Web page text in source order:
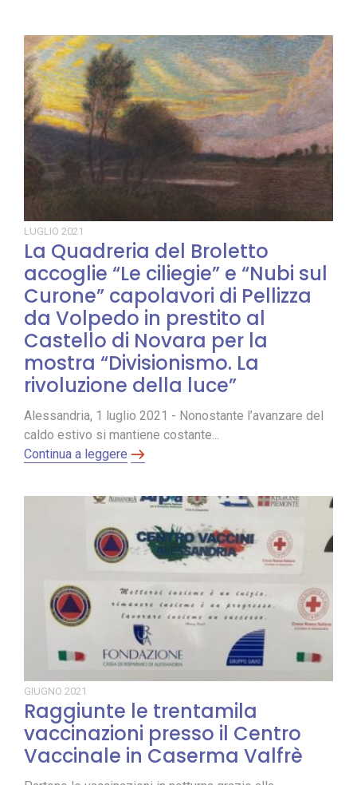
LUGLIO 2021
La Quadreria del Broletto
accoglie “Le ciliegie” e “Nubi sul
Curone” capolavori di Pellizza
da Volpedo in prestito al
Castello di Novara per la
mostra “Divisionismo. La
rivoluzione della luce”
Alessandria, 1 luglio 2021 - Nonostante l’avanzare del
caldo estivo si mantiene costante...
Continua a leggere
GIUGNO 2021
Raggiunte le trentamila
vaccinazioni presso il Centro
Vaccinale in Caserma Valfrè